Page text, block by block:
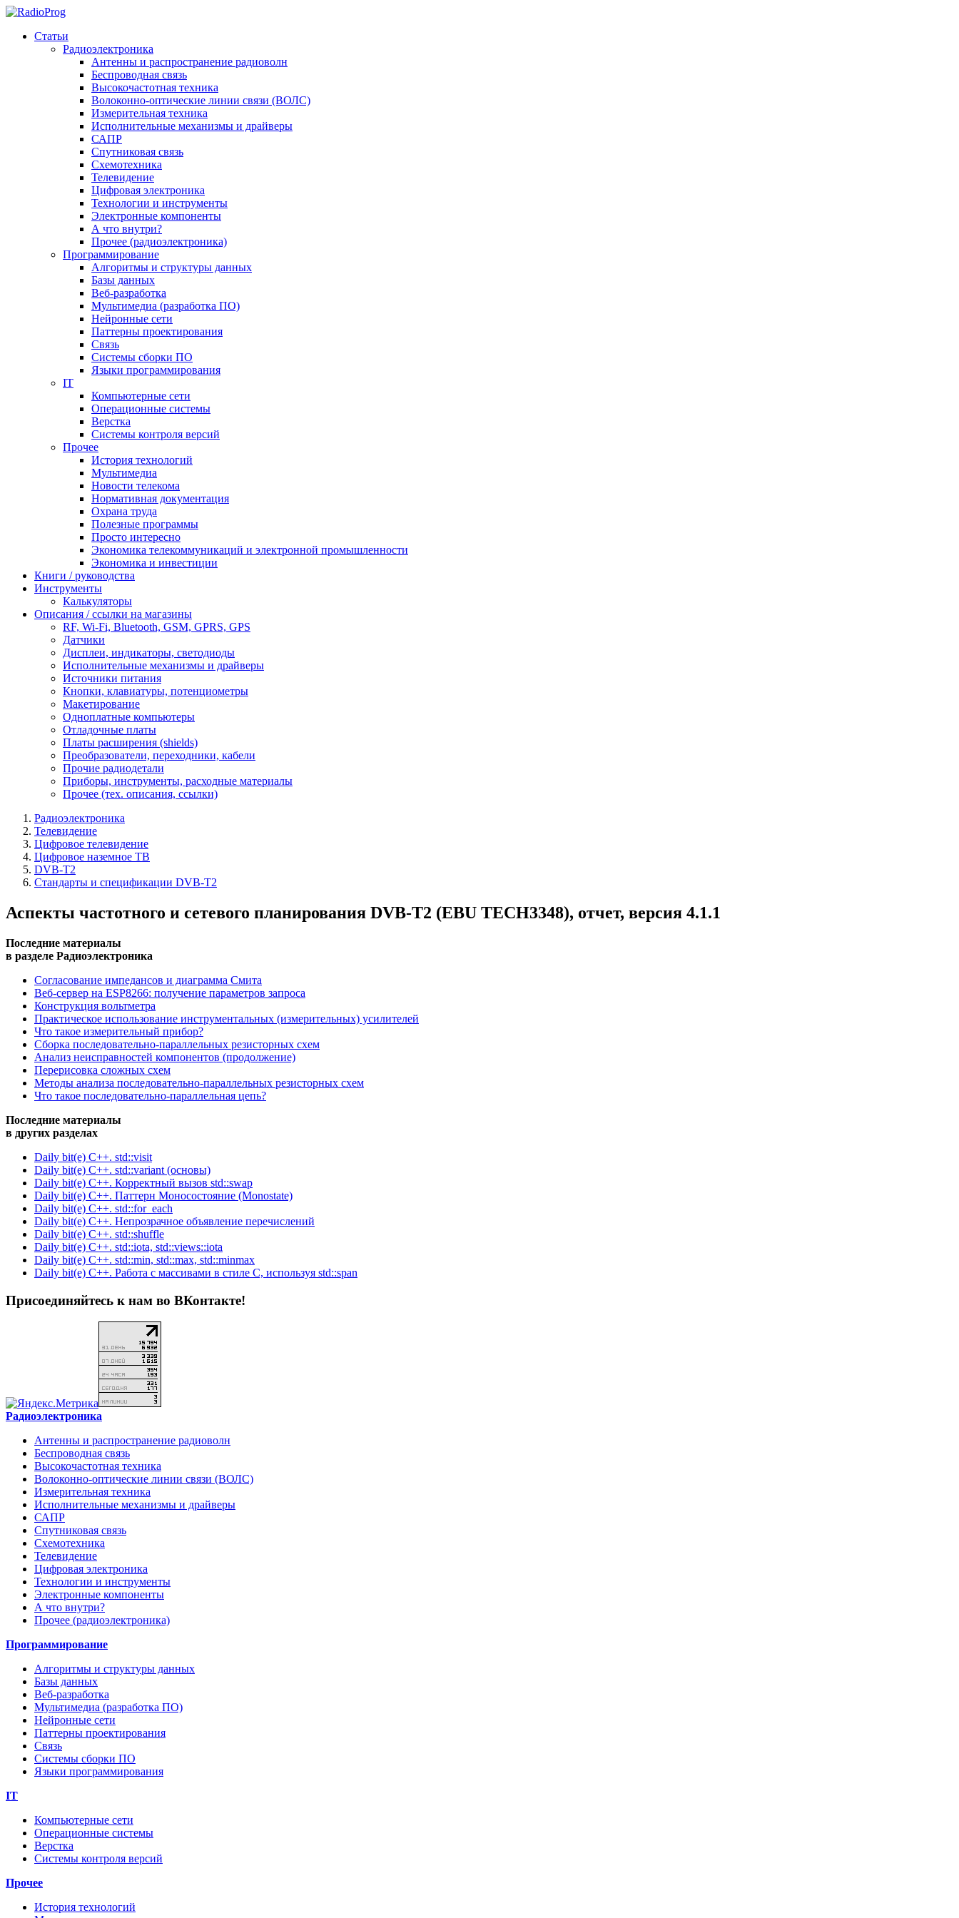
Статьи
Радиоэлектроника
Антенны и распространение радиоволн
Беспроводная связь
Высокочастотная техника
Волоконно-оптические линии связи (ВОЛС)
Измерительная техника
Исполнительные механизмы и драйверы
САПР
Спутниковая связь
Схемотехника
Телевидение
Цифровая электроника
Технологии и инструменты
Электронные компоненты
А что внутри?
Прочее (радиоэлектроника)
Программирование
Алгоритмы и структуры данных
Базы данных
Веб-разработка
Мультимедиа (разработка ПО)
Нейронные сети
Паттерны проектирования
Связь
Системы сборки ПО
Языки программирования
IT
Компьютерные сети
Операционные системы
Верстка
Системы контроля версий
Прочее
История технологий
Мультимедиа
Новости телекома
Нормативная документация
Охрана труда
Полезные программы
Просто интересно
Экономика телекоммуникаций и электронной промышленности
Экономика и инвестиции
Книги / руководства
Инструменты
Калькуляторы
Описания / ссылки на магазины
RF, Wi-Fi, Bluetooth, GSM, GPRS, GPS
Датчики
Дисплеи, индикаторы, светодиоды
Исполнительные механизмы и драйверы
Источники питания
Кнопки, клавиатуры, потенциометры
Макетирование
Одноплатные компьютеры
Отладочные платы
Платы расширения (shields)
Преобразователи, переходники, кабели
Прочие радиодетали
Приборы, инструменты, расходные материалы
Прочее (тех. описания, ссылки)
Радиоэлектроника
Телевидение
Цифровое телевидение
Цифровое наземное ТВ
DVB-T2
Стандарты и спецификации DVB-T2
Аспекты частотного и сетевого планирования DVB-T2 (EBU TECH3348), отчет, версия 4.1.1
Последние материалы
в разделе Радиоэлектроника
Согласование импедансов и диаграмма Смита
Веб-сервер на ESP8266: получение параметров запроса
Конструкция вольтметра
Практическое использование инструментальных (измерительных) усилителей
Что такое измерительный прибор?
Сборка последовательно-параллельных резисторных схем
Анализ неисправностей компонентов (продолжение)
Перерисовка сложных схем
Методы анализа последовательно-параллельных резисторных схем
Что такое последовательно-параллельная цепь?
Последние материалы
в других разделах
Daily bit(e) C++. std::visit
Daily bit(e) C++. std::variant (основы)
Daily bit(e) C++. Корректный вызов std::swap
Daily bit(e) C++. Паттерн Моносостояние (Monostate)
Daily bit(e) C++. std::for_each
Daily bit(e) C++. Непрозрачное объявление перечислений
Daily bit(e) C++. std::shuffle
Daily bit(e) C++. std::iota, std::views::iota
Daily bit(e) C++. std::min, std::max, std::minmax
Daily bit(e) C++. Работа с массивами в стиле C, используя std::span
Присоединяйтесь к нам во ВКонтакте!
Радиоэлектроника
Антенны и распространение радиоволн
Беспроводная связь
Высокочастотная техника
Волоконно-оптические линии связи (ВОЛС)
Измерительная техника
Исполнительные механизмы и драйверы
САПР
Спутниковая связь
Схемотехника
Телевидение
Цифровая электроника
Технологии и инструменты
Электронные компоненты
А что внутри?
Прочее (радиоэлектроника)
Программирование
Алгоритмы и структуры данных
Базы данных
Веб-разработка
Мультимедиа (разработка ПО)
Нейронные сети
Паттерны проектирования
Связь
Системы сборки ПО
Языки программирования
IT
Компьютерные сети
Операционные системы
Верстка
Системы контроля версий
Прочее
История технологий